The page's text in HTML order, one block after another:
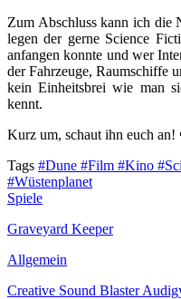
Zum Abschluss kann ich die
legen der gerne Science
anfangen konnte und wer
der Fahrzeuge, Raumschiffe
kein Einheitsbrei wie man
kennt.
Kurz um, schaut ihn euch an!
Tags #Dune #Film #Kino
#Wüstenplanet
Spiele
Graveyard Keeper
Allgemein
Creative Sound Blaster